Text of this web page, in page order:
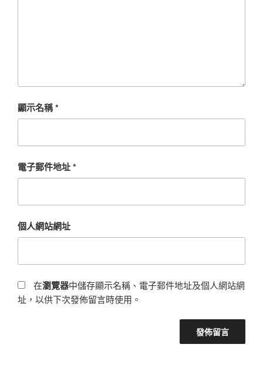
顯示名稱*
電子郵件地址*
個人網站網址
在瀏覽器中儲存顯示名稱、電子郵件地址及個人網站網
址，以供下次發佈留言時使用。